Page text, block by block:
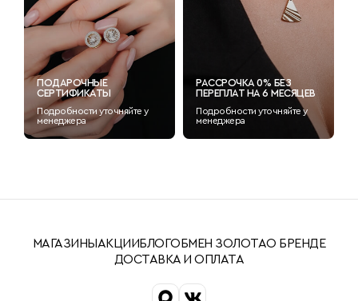
ПОДАРОЧНЫЕ
СЕРТИФИКАТЫ
Подробности уточняйте у
менеджера
РАССРОЧКА 0% БЕЗ
ПЕРЕПЛАТ НА 6 МЕСЯЦЕВ
Подробности уточняйте у
менеджера
МАГАЗИНЫ АКЦИИБЛОГОБМЕН ЗОЛОТАО БРЕНДЕ
ДОСТАВКА И ОПЛАТА